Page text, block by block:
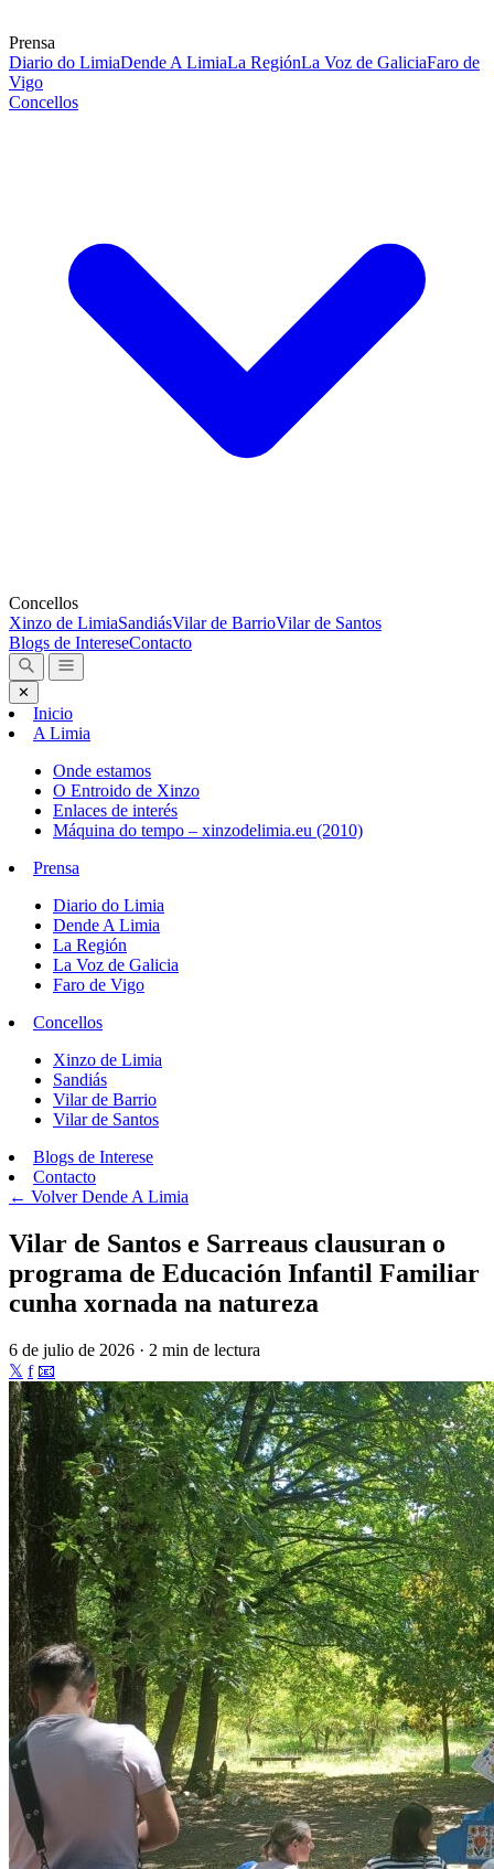
Prensa
Diario do LimiaDende A LimiaLa RegiónLa Voz de GaliciaFaro de
Vigo
Concellos
Concellos
Xinzo de LimiaSandiásVilar de BarrioVilar de Santos
Blogs de IntereseContacto
✕
Inicio
A Limia
Onde estamos
O Entroido de Xinzo
Enlaces de interés
Máquina do tempo – xinzodelimia.eu (2010)
Prensa
Diario do Limia
Dende A Limia
La Región
La Voz de Galicia
Faro de Vigo
Concellos
Xinzo de Limia
Sandiás
Vilar de Barrio
Vilar de Santos
Blogs de Interese
Contacto
← VolverDende A Limia
Vilar de Santos e Sarreaus clausuran o
programa de Educación Infantil Familiar
cunha xornada na natureza
6 de julio de 2026 · 2 min de lectura
𝕏 f 📧